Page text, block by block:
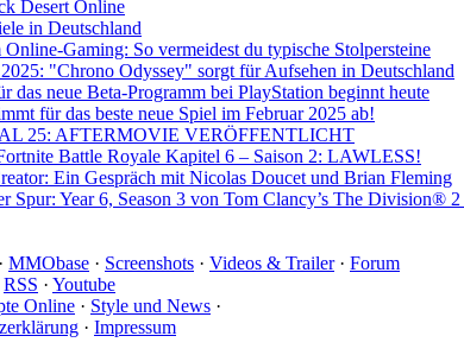
Desert Online
in Deutschland
Gaming: So vermeidest du typische Stolpersteine
"Chrono Odyssey" sorgt für Aufsehen in Deutschland
das neue Beta-Programm bei PlayStation beginnt heute
für das beste neue Spiel im Februar 2025 ab!
25: AFTERMOVIE VERÖFFENTLICHT
Battle Royale Kapitel 6 – Saison 2: LAWLESS!
Ein Gespräch mit Nicolas Doucet und Brian Fleming
Spur: Year 6, Season 3 von Tom Clancy’s The Division®
· MMObase · Screenshots · Videos & Trailer· Forum
RSS · Youtube
Online · Style und News ·
· Impressum